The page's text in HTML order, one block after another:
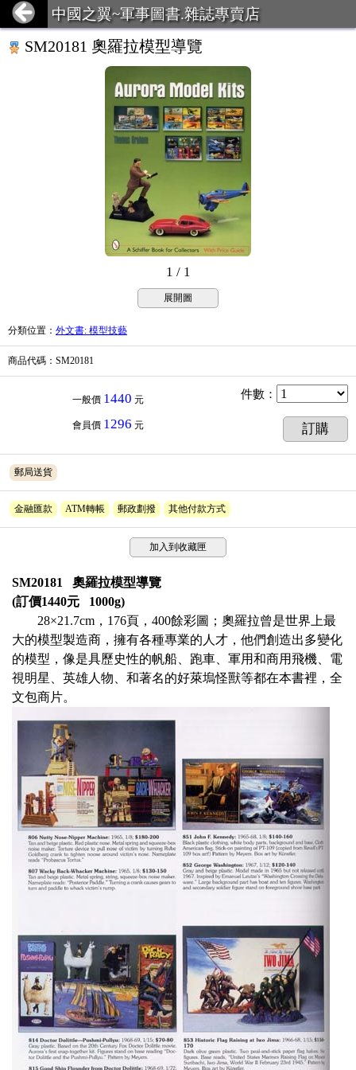
中國之翼~軍事圖書.雜誌專賣店
SM20181 奧羅拉模型導覽
1 / 1
展開圖
分類位置 ： 外文書: 模型技藝
商品代碼 ：SM20181
一般價 1440 元
會員價 1296 元
件數 ：
訂購
郵局送貨
金融匯款 ATM轉帳 郵政劃撥 其他付款方式
加入到收藏匣
SM20181 奧羅拉模型導覽
(訂價1440元 1000g)
28×21.7cm，176頁，400餘彩圖；奧羅拉曾是世界上最
大的模型製造商，擁有各種專業的人才，他們創造出多變化
的模型，像是具歷史性的帆船、跑車、軍用和商用飛機、電
視明星、英雄人物、和著名的好萊塢怪獸等都在本書裡，全
文包商片。